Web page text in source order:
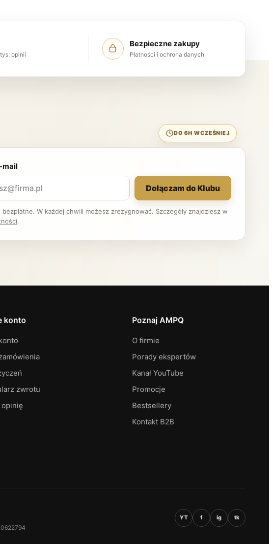
opinii
Bezpieczne zakupy
Płatności i ochrona danych
DO 6H WCZEŚNIEJ
mail
Dołączam do Klubu
bezpłatne. W każdej chwili możesz zrezygnować. Szczegóły znajdziesz w
.
konto
zwrotu
opinię
Poznaj AMPQ
O firmie
Porady ekspertów
Kanał YouTube
Promocje
Bestsellery
Kontakt B2B
YT f ig tk